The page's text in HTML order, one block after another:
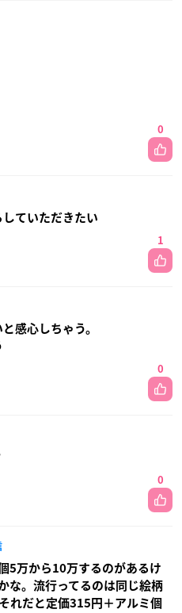
0
ていただきたい
1
感心しちゃう。
0
0
5万から10万するのがあるけ
な。流行ってるのは同じ絵柄
れだと定価315円＋アルミ個